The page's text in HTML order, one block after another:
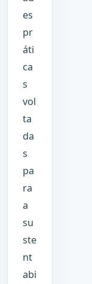
es
pr
áti
ca
s
vol
ta
da
s
pa
ra
a
su
ste
nt
abi